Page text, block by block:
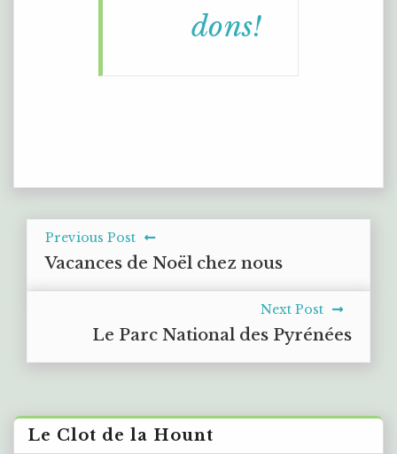
dons!
Previous Post
Vacances de Noël chez nous
Next Post
Le Parc National des Pyrénées
Le Clot de la Hount